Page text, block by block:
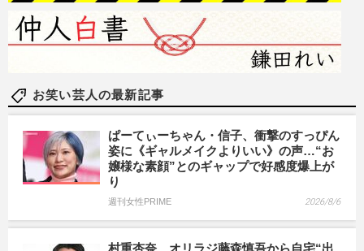
お笑い芸人の最新記事
ぱーてぃーちゃん・信子、衝撃のすっぴん
姿に《ギャルメイクよりいい》の声…“お
嬢様な素顔”とのギャップで好感度爆上が
り
週刊女性PRIME 2026/8/6
村重杏奈、オリラジ藤森慎吾から自宅“出